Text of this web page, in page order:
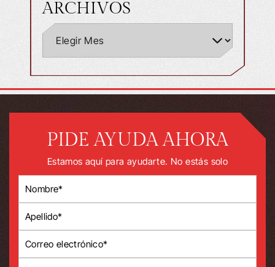
ARCHIVOS
PIDE AYUDA AHORA
Estamos aquí para ayudarte. No estás solo